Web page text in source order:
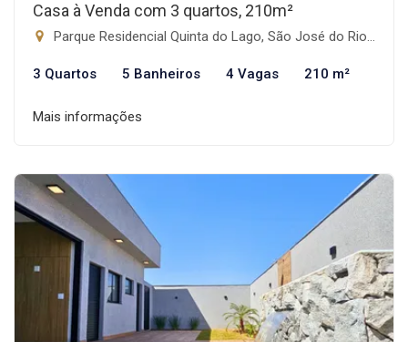
Casa à Venda com 3 quartos, 210m²
Parque Residencial Quinta do Lago, São José do Rio Preto-SP
3 Quartos 5 Banheiros 4 Vagas 210 m²
Mais informações